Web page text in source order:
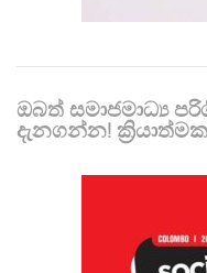
ඔබත් සමාජමාධ්‍ය
දැනගන්න!